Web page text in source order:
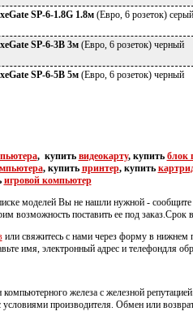
SP-6-1.8G 1.8м (Евро, 6 розеток) серый
SP-6-3B 3м (Евро, 6 розеток) черный
SP-6-5B 5м (Евро, 6 розеток) черный
, купить видеокарту, купить блок
, купить принтер, купить
игровой компьютер
моделей Вы не нашли нужной -
возможность поставить ее под заказ.Срок
или свяжитесь с нами через форму в нижнем
имя, электронный адрес и телефондля
компьютерного железа с железной
условиями производителя. Обмен или